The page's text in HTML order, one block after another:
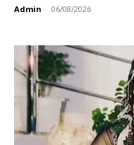
Admin - 06/08/2026